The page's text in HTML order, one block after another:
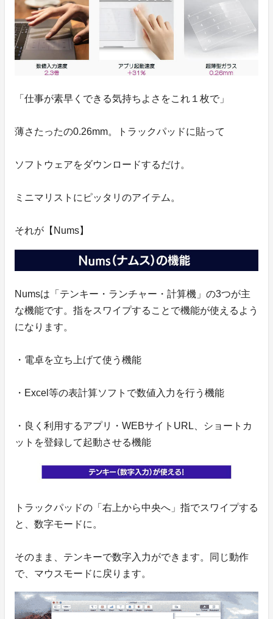
「仕事が素早くできる気持ちよさをこれ１枚で」
薄さたったの0.26mm。トラックパッドに貼って
ソフトウェアをダウンロードするだけ。
ミニマリストにピッタリのアイテム。
それが【Nums】
Numsは「テンキー・ランチャー・計算機」の3つが主
な機能です。指をスワイプすることで機能が使えるよう
になります。
・電卓を立ち上げて使う機能
・Excel等の表計算ソフトで数値入力を行う機能
・良く利用するアプリ・WEBサイトURL、ショートカ
ットを登録して起動させる機能
トラックパッドの「右上から中央へ」指でスワイプする
と、数字モードに。
そのまま、テンキーで数字入力ができます。同じ動作
で、マウスモードに戻ります。